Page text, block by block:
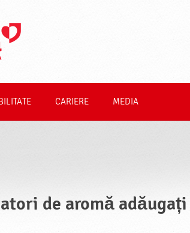
CARIERE MEDIA
de aromă adăugați